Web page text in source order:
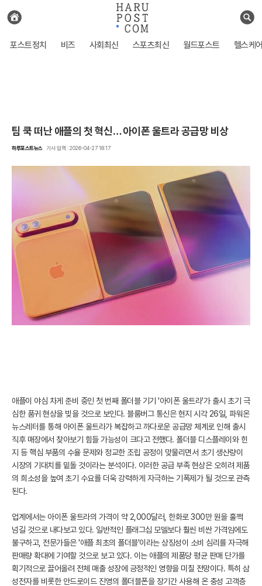
검
전
체
사
보
포스트정치 비즈 사회최신 스포츠최신 월드포스트 헬스케
팀 쿡 떠난 애플의 첫 혁신… 아이폰 울트라 공급망 비상
하루포스트뉴스 기사 입력 : 2026-04-27 18:17
애플이 야심 차게 준비 중인 첫 번째 폴더블 기기 '아이폰 울트라'가 출시 초기 극
심한 품귀 현상을 빚을 것으로 보인다. 블룸버그 통신은 현지 시각 26일, 파워온
뉴스레터를 통해 아이폰 울트라가 복잡하고 까다로운 공급망 체계로 인해 출시
직후 매장에서 찾아보기 힘들 가능성이 크다고 전했다. 폴더블 디스플레이와 힌
지 등 핵심 부품의 수율 문제와 정교한 조립 공정이 맞물리면서 초기 생산량이
시장의 기대치를 밑돌 것이라는 분석이다. 이러한 공급 부족 현상은 오히려 제품
의 희소성을 높여 초기 수요를 더욱 강력하게 자극하는 기폭제가 될 것으로 관측
된다.
업계에서는 아이폰 울트라의 가격이 약 2,000달러, 한화로 300만 원을 훌쩍
넘길 것으로 내다보고 있다. 일반적인 플래그십 모델보다 훨씬 비싼 가격임에도
불구하고, 전문가들은 '애플 최초의 폴더블'이라는 상징성이 소비 심리를 자극해
판매량 확대에 기여할 것으로 보고 있다. 이는 애플의 제품당 평균 판매 단가를
획기적으로 끌어올려 전체 매출 성장에 긍정적인 영향을 미칠 전망이다. 특히 삼
성전자를 비롯한 안드로이드 진영의 폴더블폰을 장기간 사용해 온 충성 고객층